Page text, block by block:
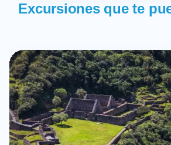
Excursiones que te